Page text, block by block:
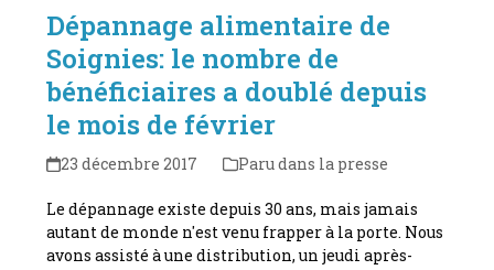
Dépannage alimentaire de
Soignies: le nombre de
bénéficiaires a doublé depuis
le mois de février
23 décembre 2017 Paru dans la presse
Le dépannage existe depuis 30 ans, mais jamais
autant de monde n'est venu frapper à la porte. Nous
avons assisté à une distribution, un jeudi après-